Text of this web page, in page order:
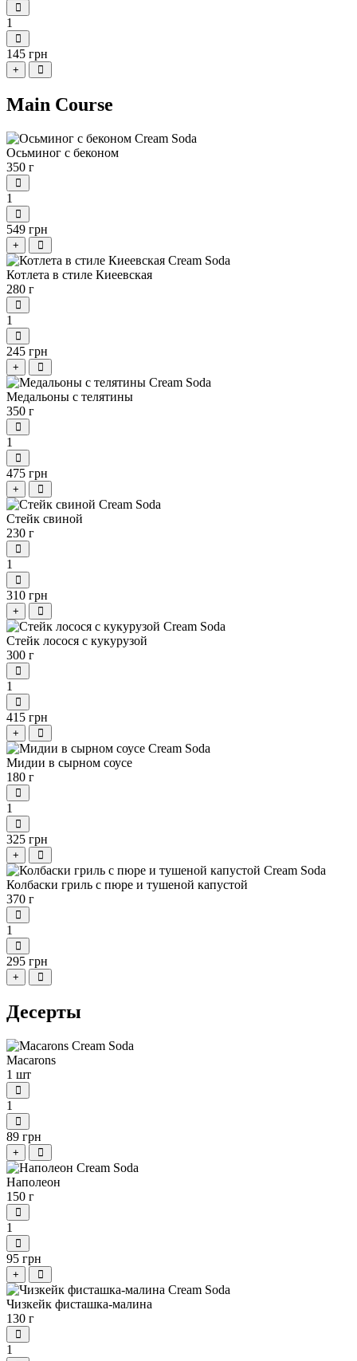
1
145 грн
+
Main Course
Осьминог с беконом
350 г
1
549 грн
+
Котлета в стиле Киеевская
280 г
1
245 грн
+
Медальоны с телятины
350 г
1
475 грн
+
Стейк свиной
230 г
1
310 грн
+
Стейк лосося с кукурузой
300 г
1
415 грн
+
Мидии в сырном соусе
180 г
1
325 грн
+
Колбаски гриль с пюре и тушеной капустой
370 г
1
295 грн
+
Десерты
Macarons
1 шт
1
89 грн
+
Наполеон
150 г
1
95 грн
+
Чизкейк фисташка-малина
130 г
1